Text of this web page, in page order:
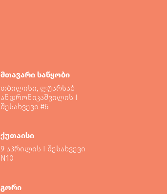
მთავარი საწყობი
თბილისი, ლუარსაბ
ანდრონიკაშვილის I
შესახვევი #6
ქუთაისი
9 აპრილის I შესახვევი
N10
გორი